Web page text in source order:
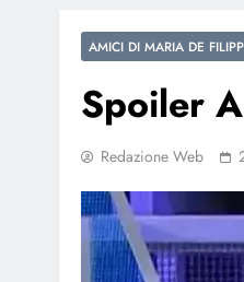
AMICI DI MARIA DE
Spoiler
Redazione Web